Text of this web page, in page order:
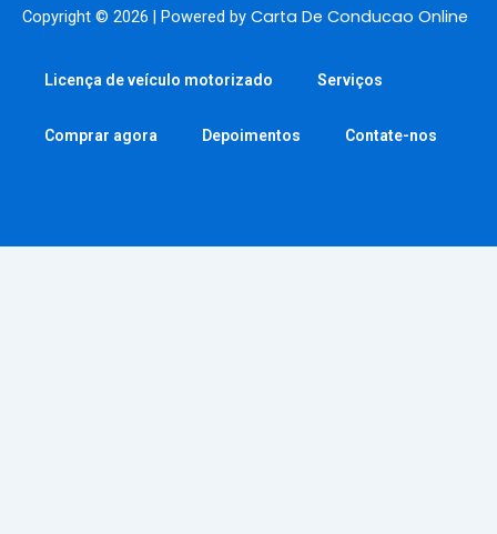
Copyright © 2026 | Powered by Carta De Conducao Online
Licença de veículo motorizado Serviços
Comprar agora Depoimentos Contate-nos